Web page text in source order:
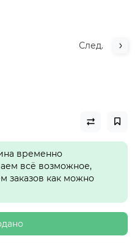
След.
временно
всё возможное,
заказов как можно